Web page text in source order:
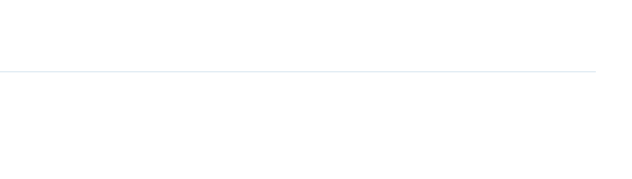
Brühgeschwindigkeit optimiert, um ein intensiveres
Geräts. Mit der Home Connect App können Nutzer
und ihre Zubereitung bequem steuern. Der
einem eleganten Design aus rostfreiem Edelstahl